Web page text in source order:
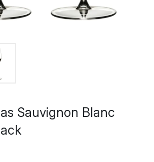
Sauvignon Blanc